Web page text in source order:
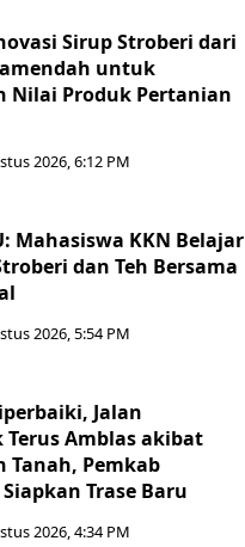
Sirup Stroberi dari
untuk
Nilai Produk Pertanian
2026, 6:12 PM
Mahasiswa KKN Belajar
dan Teh Bersama
2026, 5:54 PM
Jalan
Terus Amblas akibat
Tanah, Pemkab
Trase Baru
2026, 4:34 PM